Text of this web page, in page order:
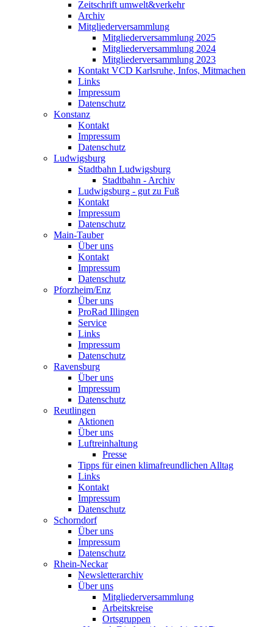
Zeitschrift umwelt&verkehr
Archiv
Mitgliederversammlung
Mitgliederversammlung 2025
Mitgliederversammlung 2024
Mitgliederversammlung 2023
Kontakt VCD Karlsruhe, Infos, Mitmachen
Links
Impressum
Datenschutz
Konstanz
Kontakt
Impressum
Datenschutz
Ludwigsburg
Stadtbahn Ludwigsburg
Stadtbahn - Archiv
Ludwigsburg - gut zu Fuß
Kontakt
Impressum
Datenschutz
Main-Tauber
Über uns
Kontakt
Impressum
Datenschutz
Pforzheim/Enz
Über uns
ProRad Illingen
Service
Links
Impressum
Datenschutz
Ravensburg
Über uns
Impressum
Datenschutz
Reutlingen
Aktionen
Über uns
Luftreinhaltung
Presse
Tipps für einen klimafreundlichen Alltag
Links
Kontakt
Impressum
Datenschutz
Schorndorf
Über uns
Impressum
Datenschutz
Rhein-Neckar
Newsletterarchiv
Über uns
Mitgliederversammlung
Arbeitskreise
Ortsgruppen